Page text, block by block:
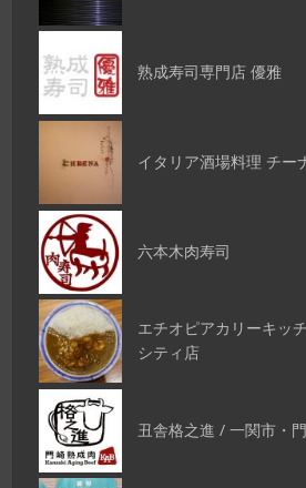
熟成寿司専門店 優雅
イタリア酒場料理 チー
六本木肉寿司
エチオピアカリーキッ
シティ店
丑舎格之進 / 一関市・